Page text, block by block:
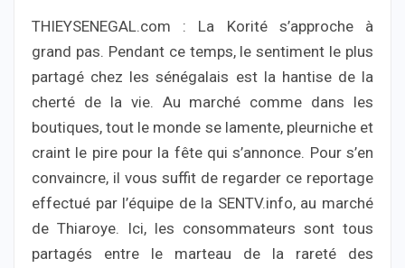
THIEYSENEGAL.com : La Korité s’approche à
grand pas. Pendant ce temps, le sentiment le plus
partagé chez les sénégalais est la hantise de la
cherté de la vie. Au marché comme dans les
boutiques, tout le monde se lamente, pleurniche et
craint le pire pour la fête qui s’annonce. Pour s’en
convaincre, il vous suffit de regarder ce reportage
effectué par l’équipe de la SENTV.info, au marché
de Thiaroye. Ici, les consommateurs sont tous
partagés entre le marteau de la rareté des